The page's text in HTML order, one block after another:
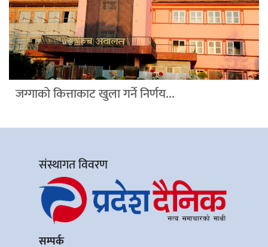
जग्गाको कित्ताकाट खुला गर्ने निर्णय...
संस्थागत विवरण
सम्पर्क